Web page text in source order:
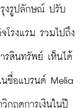
รุงรูปลักษณ์ ปรับ
โรงแรม รวมไปถึง
รสินทรัพย์ เห็นได้
นชื่อแบรนด์ Melia
กฤตการเงินในปี